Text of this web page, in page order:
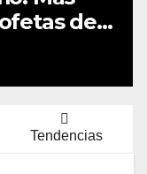
de
Tendencias